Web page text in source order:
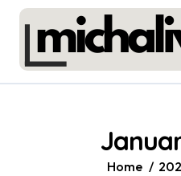
Skip
content
Home